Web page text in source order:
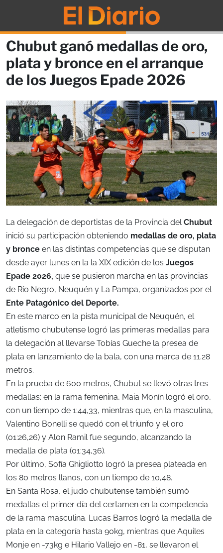
Chubut ganó medallas de oro,
plata y bronce en el arranque
de los Juegos Epade 2026
La delegación de deportistas de la Provincia delChubut
inició su participación obteniendo medallas de oro, plata
y bronce en las distintas competencias que se disputan
desde ayer lunes en la la XIX edición de los Juegos
Epade 2026, que se pusieron marcha en las provincias
de Río Negro, Neuquén y La Pampa, organizados por el
Ente Patagónico del Deporte.
En este marco en la pista municipal de Neuquén, el
atletismo chubutense logró las primeras medallas para
la delegación al llevarse Tobías Gueche la presea de
plata en lanzamiento de la bala, con una marca de 11.28
metros.
En la prueba de 600 metros, Chubut se llevó otras tres
medallas: en la rama femenina, Maia Monín logró el oro,
con un tiempo de 1:44,33, mientras que, en la masculina,
Valentino Bonelli se quedó con el triunfo y el oro
(01:26,26) y Alon Ramil fue segundo, alcanzando la
medalla de plata (01:34,36).
Por último, Sofía Ghigliotto logró la presea plateada en
los 80 metros llanos, con un tiempo de 10,48.
En Santa Rosa, el judo chubutense también sumó
medallas el primer día del certamen en la competencia
de la rama masculina. Lucas Barros logró la medalla de
plata en la categoría hasta 90kg, mientras que Aquiles
Monje en -73kg e Hilario Vallejo en -81, se llevaron el